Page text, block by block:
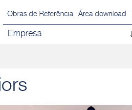
Obras de Referência Área download
Empresa